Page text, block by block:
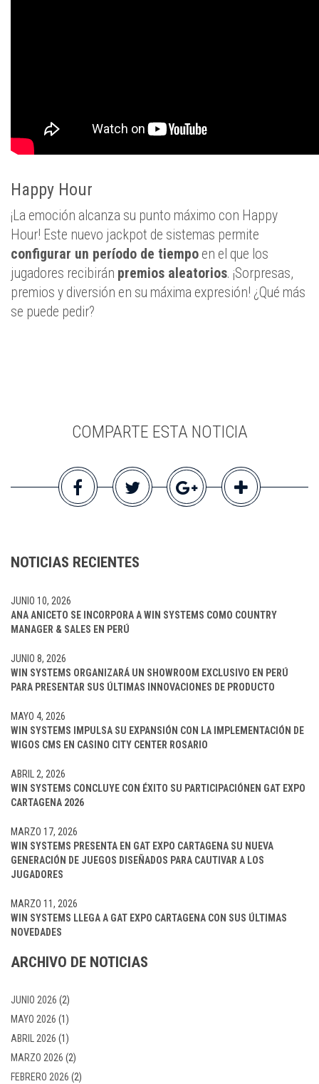
Happy Hour
¡La emoción alcanza su punto máximo con Happy
Hour! Este nuevo jackpot de sistemas permite
configurar un período de tiempo en el que los
jugadores recibirán premios aleatorios. ¡Sorpresas,
premios y diversión en su máxima expresión! ¿Qué más
se puede pedir?
COMPARTE ESTA NOTICIA
NOTICIAS RECIENTES
ANA ANICETO SE INCORPORA A WIN SYSTEMS COMO COUNTRY
MANAGER & SALES EN PERÚ
JUNIO 10, 2026
WIN SYSTEMS ORGANIZARÁ UN SHOWROOM EXCLUSIVO EN PERÚ
PARA PRESENTAR SUS ÚLTIMAS INNOVACIONES DE PRODUCTO
JUNIO 8, 2026
WIN SYSTEMS IMPULSA SU EXPANSIÓN CON LA IMPLEMENTACIÓN DE
WIGOS CMS EN CASINO CITY CENTER ROSARIO
MAYO 4, 2026
WIN SYSTEMS CONCLUYE CON ÉXITO SU PARTICIPACIÓNEN GAT EXPO
CARTAGENA 2026
ABRIL 2, 2026
WIN SYSTEMS PRESENTA EN GAT EXPO CARTAGENA SU NUEVA
GENERACIÓN DE JUEGOS DISEÑADOS PARA CAUTIVAR A LOS
JUGADORES
MARZO 17, 2026
WIN SYSTEMS LLEGA A GAT EXPO CARTAGENA CON SUS ÚLTIMAS
NOVEDADES
MARZO 11, 2026
ARCHIVO DE NOTICIAS
JUNIO 2026 (2)
MAYO 2026 (1)
ABRIL 2026 (1)
MARZO 2026 (2)
FEBRERO 2026 (2)